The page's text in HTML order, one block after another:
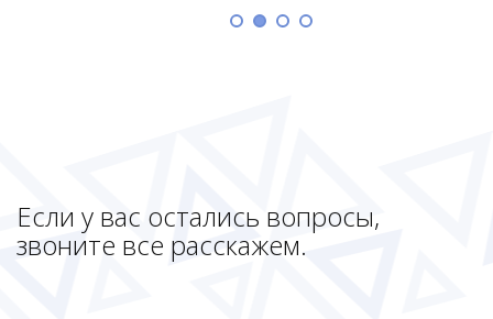
Если у вас остались вопросы,
звоните все расскажем.